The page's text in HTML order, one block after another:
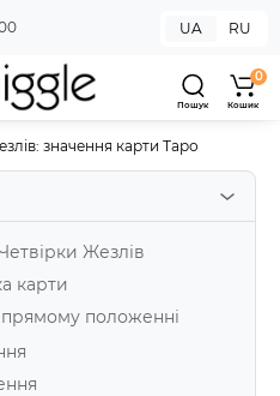
UA RU
Пошук
0
Кошик
значення карти Таро
Жезлів
карти
прямому положенні